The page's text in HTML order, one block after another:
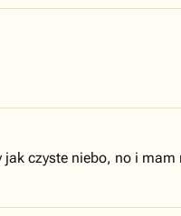
czyste niebo, no i